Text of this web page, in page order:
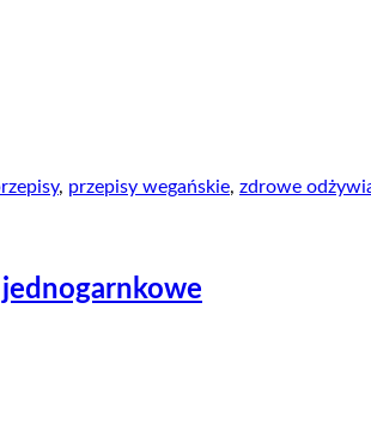
, przepisy wegańskie, zdrowe